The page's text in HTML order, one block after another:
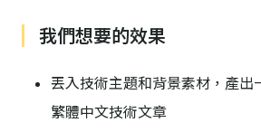
我們想要的效果
丟入技術主題和背景素材，產出
繁體中文技術文章